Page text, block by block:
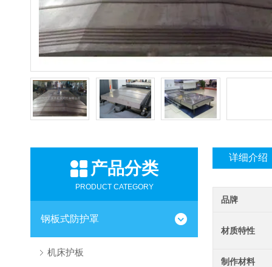
产品分类
PRODUCT CATEGORY
钢板式防护罩
机床护板
详细介绍
品牌
材质特性
制作材料